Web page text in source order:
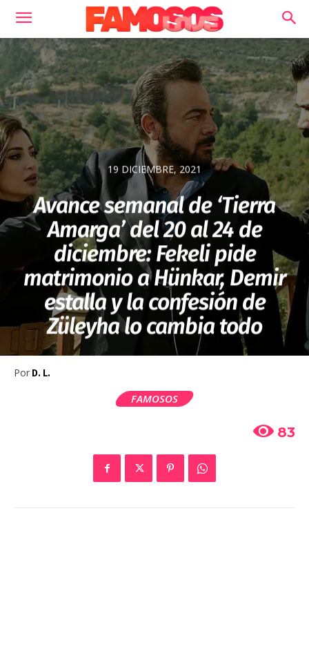
19 DICIEMBRE, 2021
Avance semanal de ‘Tierra
Amarga’ del 20 al 24 de
diciembre: Fekeli pide
matrimonio a Hünkar, Demir
estalla y la confesión de
Züleyha lo cambia todo
Por D. L.
FAMOSOS
83